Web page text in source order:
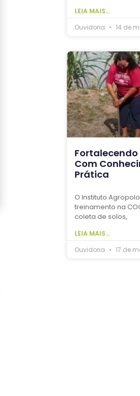
LEIA MAIS...
Ouvidoria
14 de
Fortalecendo
Com
Prática
O Instituto
treinamento na
coleta de solos,
LEIA MAIS...
Ouvidoria
17 de